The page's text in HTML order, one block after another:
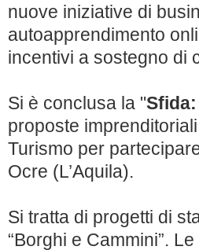
nuove iniziative di
autoapprendimento
incentivi a sostegno di
Si è conclusa la "
proposte
Turismo per
Ocre (L’Aquila).
Si tratta di progetti di
“Borghi e Cammini”.